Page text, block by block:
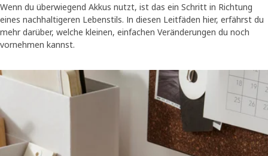
Wenn du überwiegend Akkus nutzt, ist das ein Schritt in Richtung
eines nachhaltigeren Lebenstils. In diesen Leitfäden hier, erfährst du
mehr darüber, welche kleinen, einfachen Veränderungen du noch
vornehmen kannst.